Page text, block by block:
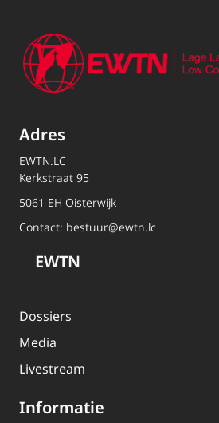
Adres
EWTN.LC
Kerkstraat 95
5061 EH Oisterwijk
Contact: bestuur@ewtn.lc
EWTN
Dossiers
Media
Livestream
Informatie